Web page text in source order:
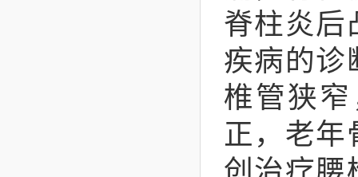
脊柱炎后
疾病的诊
椎管狭
正，老年